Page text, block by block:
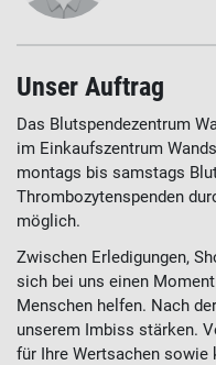
Unser Auftrag
Das Blutspendezentrum
im Einkaufszentrum
montags bis samstags
Thrombozytenspenden
möglich.
Zwischen Erledigungen,
sich bei uns einen
Menschen helfen. Nach
unserem Imbiss stärken.
für Ihre Wertsachen sowie